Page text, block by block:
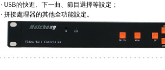
‧ USB的快進、下一曲、節目選擇等設定；
‧ 拼接處理器的其他全功能設定。